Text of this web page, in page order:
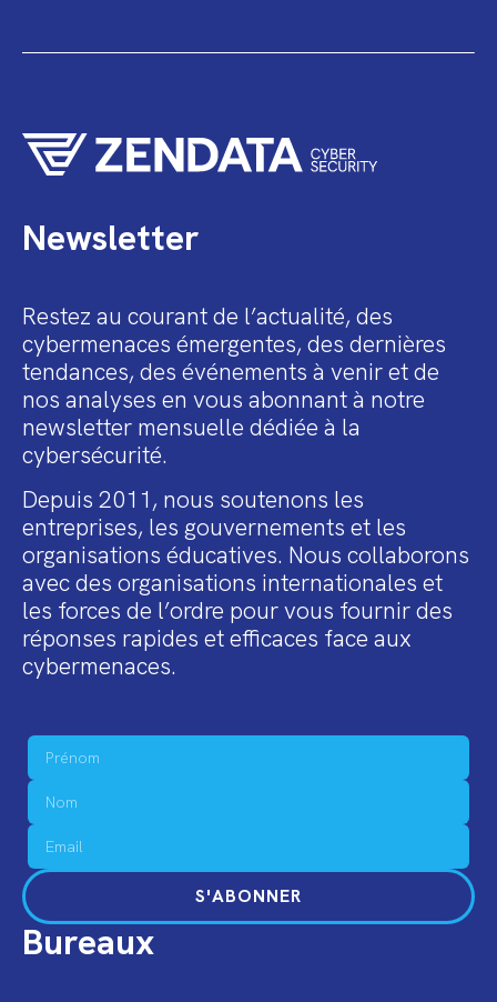
Newsletter
Restez au courant de l’actualité, des
cybermenaces émergentes, des dernières
tendances, des événements à venir et de
nos analyses en vous abonnant à notre
newsletter mensuelle dédiée à la
cybersécurité.
Depuis 2011, nous soutenons les
entreprises, les gouvernements et les
organisations éducatives. Nous collaborons
avec des organisations internationales et
les forces de l’ordre pour vous fournir des
réponses rapides et efficaces face aux
cybermenaces.
S'ABONNER
Bureaux